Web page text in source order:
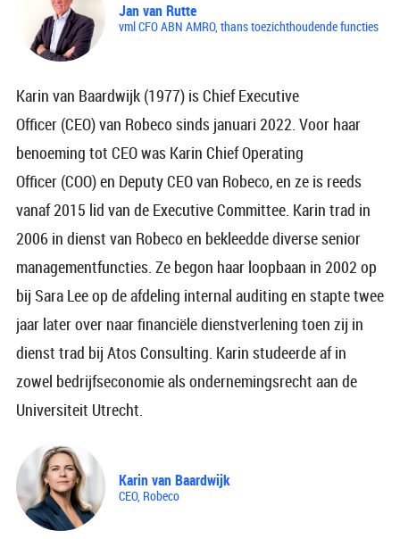
Jan van Rutte
vml CFO ABN AMRO, thans toezichthoudende functies
Karin van Baardwijk (1977) is Chief Executive
Officer (CEO) van Robeco sinds januari 2022. Voor haar
benoeming tot CEO was Karin Chief Operating
Officer (COO) en Deputy CEO van Robeco, en ze is reeds
vanaf 2015 lid van de Executive Committee. Karin trad in
2006 in dienst van Robeco en bekleedde diverse senior
managementfuncties. Ze begon haar loopbaan in 2002 op
bij Sara Lee op de afdeling internal auditing en stapte twee
jaar later over naar financiële dienstverlening toen zij in
dienst trad bij Atos Consulting. Karin studeerde af in
zowel bedrijfseconomie als ondernemingsrecht aan de
Universiteit Utrecht.
Karin van Baardwijk
CEO, Robeco